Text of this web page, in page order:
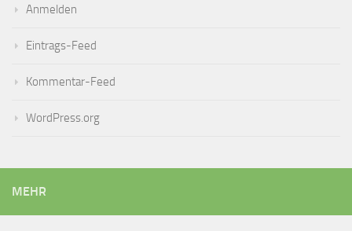
Anmelden
Eintrags-Feed
Kommentar-Feed
WordPress.org
MEHR